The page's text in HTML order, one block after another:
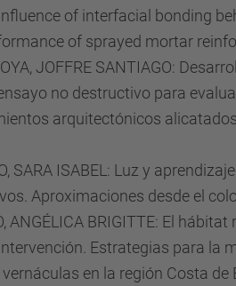
of interfacial bonding
of sprayed mortar
JOFFRE SANTIAGO:
no destructivo para
arquitectónicos
SARA ISABEL: Luz y
Aproximaciones desde el
ANGÉLICA BRIGITTE: El
Estrategias para la
en la región Costa de